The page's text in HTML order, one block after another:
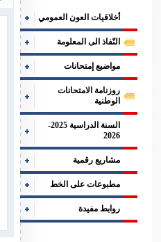
أخلاقيات العون العمومي
النّفاذ الى المعلومة
مواضيع إمتحانات
روزنامة الامتحانات
الوطنية
السنة الدراسية 2025-
2026
مشاريع رقمية
مطبوعات على الخط
روابط مفيدة